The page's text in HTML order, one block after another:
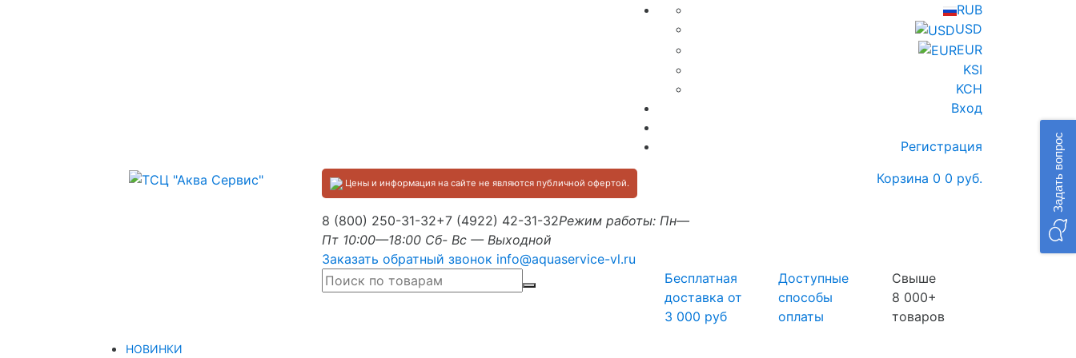
RUB
USD
EUR
KSI
KCH
Вход
Регистрация
Цены и информация на сайте не являются публичной офертой.
8 (800) 250-31-32+7 (4922) 42-31-32Режим работы: Пн—
Пт 10:00—18:00 Сб- Вс — Выходной
Заказать обратный звонок info@aquaservice-vl.ru
Корзина 0 0 руб.
Бесплатная
доставка от
3 000 руб
Доступные
способы
оплаты
Свыше
8 000+
товаров
НОВИНКИ
Задать вопрос